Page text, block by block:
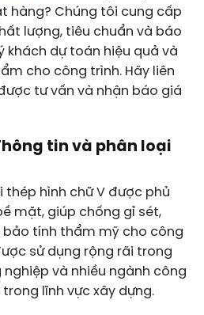
hàng? Chúng tôi cung cấp
lượng, tiêu chuẩn và báo
khách dự toán hiệu quả và
cho công trình. Hãy liên
tư vấn và nhận báo giá
tin và phân loại
thép hình chữ V được phủ
mặt, giúp chống gỉ sét,
tính thẩm mỹ cho công
sử dụng rộng rãi trong
nghiệp và nhiều ngành công
lĩnh vực xây dựng.